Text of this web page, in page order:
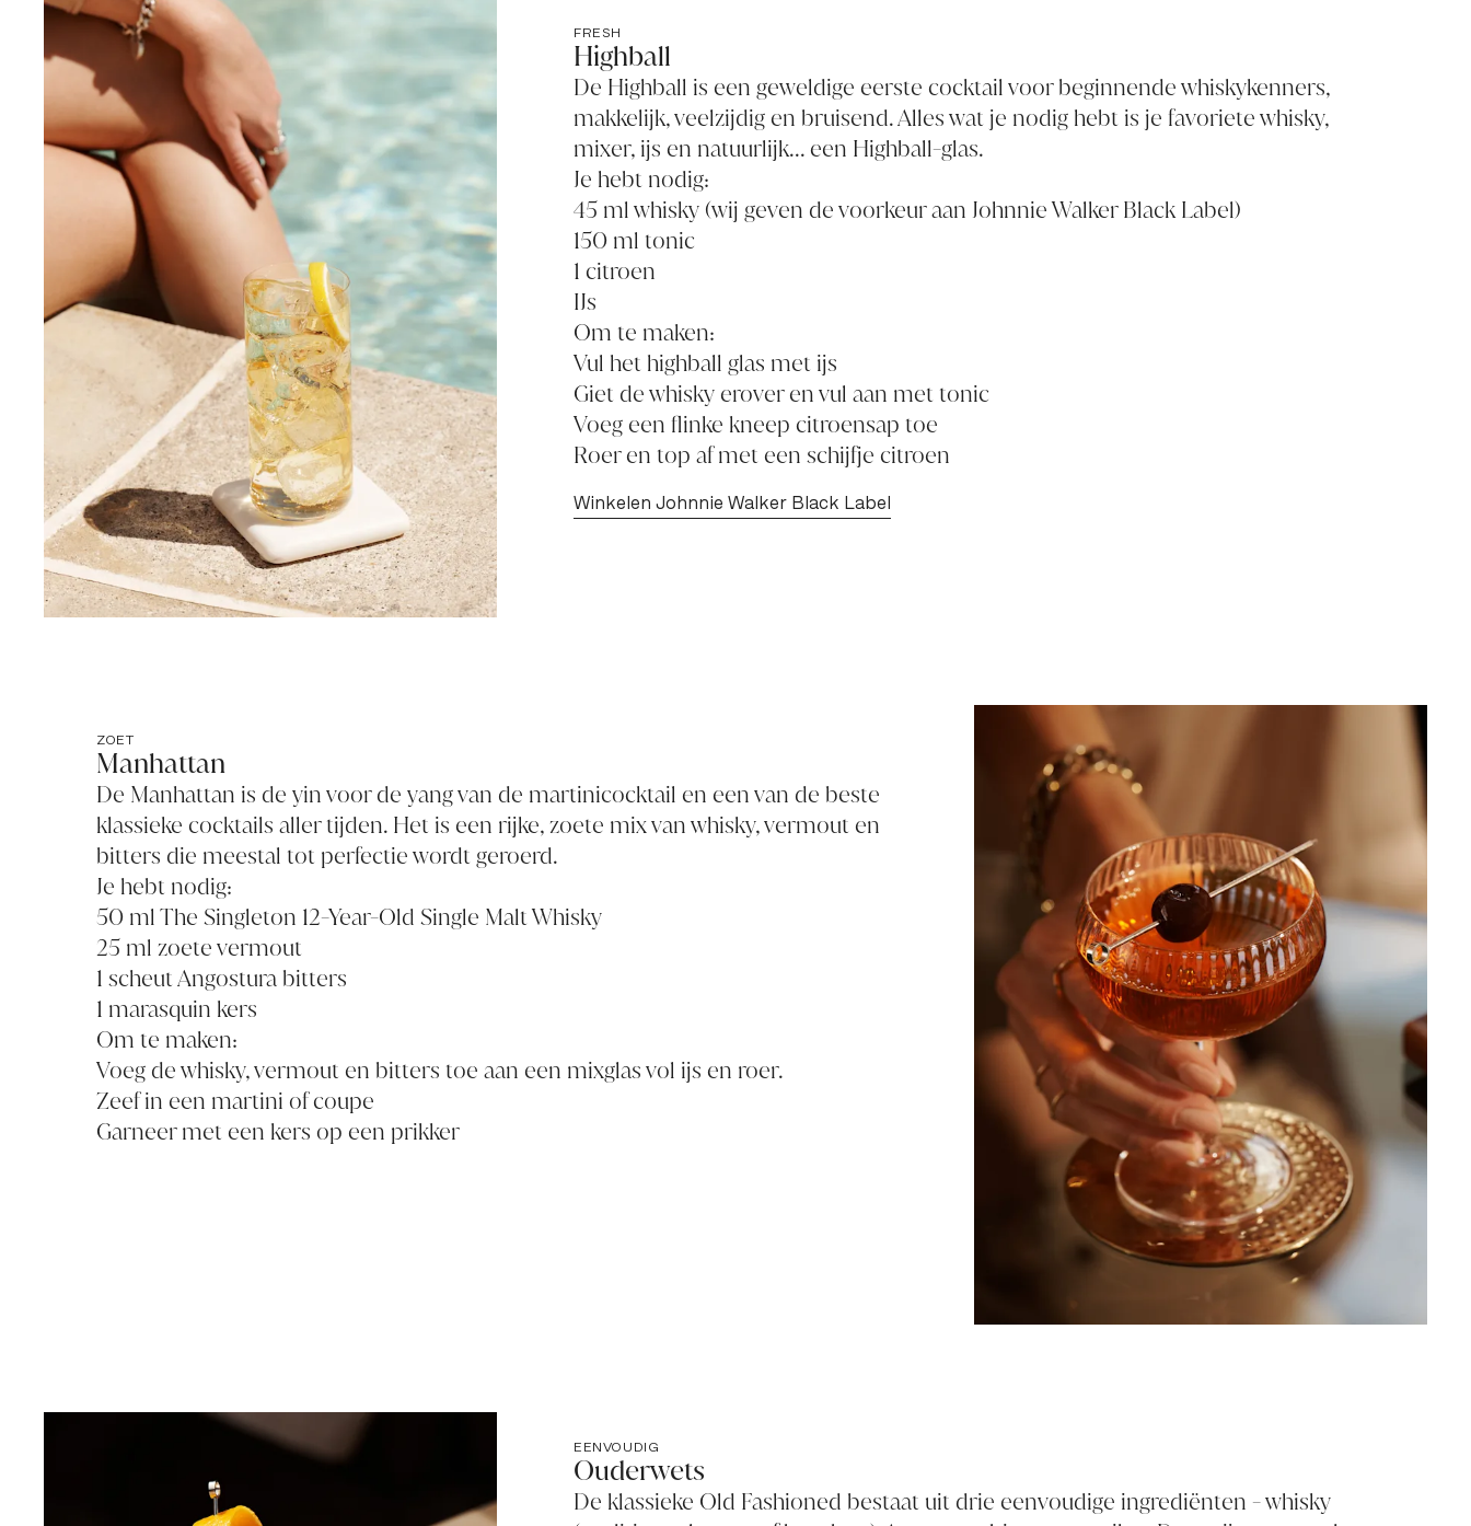
FRESH
Highball
De Highball is een geweldige eerste cocktail voor beginnende whiskykenners,
makkelijk, veelzijdig en bruisend. Alles wat je nodig hebt is je favoriete whisky,
mixer, ijs en natuurlijk... een Highball-glas.
Je hebt nodig:
45 ml whisky (wij geven de voorkeur aan Johnnie Walker Black Label)
150 ml tonic
1 citroen
IJs
Om te maken:
Vul het highball glas met ijs
Giet de whisky erover en vul aan met tonic
Voeg een flinke kneep citroensap toe
Roer en top af met een schijfje citroen
Winkelen Johnnie Walker Black Label
ZOET
Manhattan
De Manhattan is de yin voor de yang van de martinicocktail en een van de beste
klassieke cocktails aller tijden. Het is een rijke, zoete mix van whisky, vermout en
bitters die meestal tot perfectie wordt geroerd.
Je hebt nodig:
50 ml The Singleton 12-Year-Old Single Malt Whisky
25 ml zoete vermout
1 scheut Angostura bitters
1 marasquin kers
Om te maken:
Voeg de whisky, vermout en bitters toe aan een mixglas vol ijs en roer.
Zeef in een martini of coupe
Garneer met een kers op een prikker
EENVOUDIG
Ouderwets
De klassieke Old Fashioned bestaat uit drie eenvoudige ingrediënten - whisky